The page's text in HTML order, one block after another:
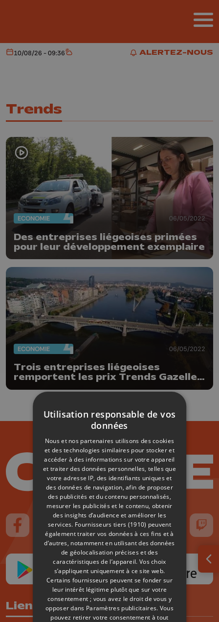
ALERTEZ-NOUS
ALERTEZ-NOUS
Aujourd'hui
10/08/26 - 09:36 Météo
Trends
ECONOMIE 06/05/2022
Des entreprises liégeoises primées
pour leur développement exemplaire
ECONOMIE 06/05/2022
Trois entreprises liégeoises
remportent les prix Trends Gazelles
Suivez-nous sur FaceBook
Suivez-nous sur Instagram
Suivez-nous sur TikTok
Suivez-nous sur YouTube
Suivez-nous
Liens utiles
Utilisation responsable de vos
données
Nous et nos partenaires utilisons des cookies
et des technologies similaires pour stocker et
accéder à des informations sur votre appareil
et traiter des données personnelles, telles que
votre adresse IP, des identifiants uniques et
des données de navigation, afin de proposer
des publicités et du contenu personnalisés,
mesurer les publicités et le contenu, obtenir
des insights d’audience et améliorer les
services. Fournisseurs tiers (1910) peuvent
également traiter vos données à ces fins et à
d’autres, notamment en utilisant des données
de géolocalisation précises et des
caractéristiques de l’appareil. Vos choix
s’appliquent uniquement à ce site web.
Certains fournisseurs peuvent se fonder sur
leur intérêt légitime plutôt que sur votre
consentement ; vous avez le droit de vous y
opposer dans Paramètres publicitaires. Vous
pouvez retirer votre consentement à tout